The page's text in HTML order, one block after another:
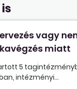
vagy
miatt
5
intézményi...